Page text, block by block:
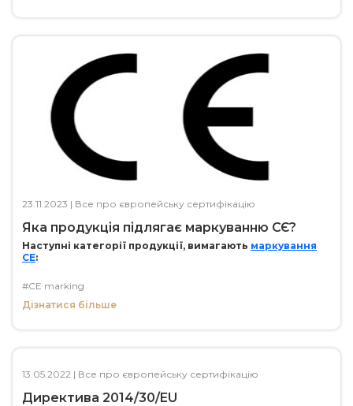
23.11.2023 | Все про європейську сертифікацію
Яка продукція підлягає маркуванню СЄ?
Наступні категорії продукції, вимагають маркування
СЕ:
#CE marking
Дізнатися більше
13.05.2022 | Все про європейську сертифікацію
Директива 2014/30/EU